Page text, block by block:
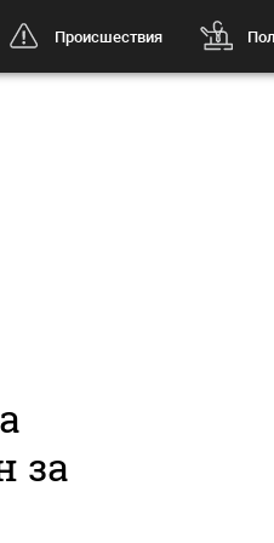
Происшествия
за